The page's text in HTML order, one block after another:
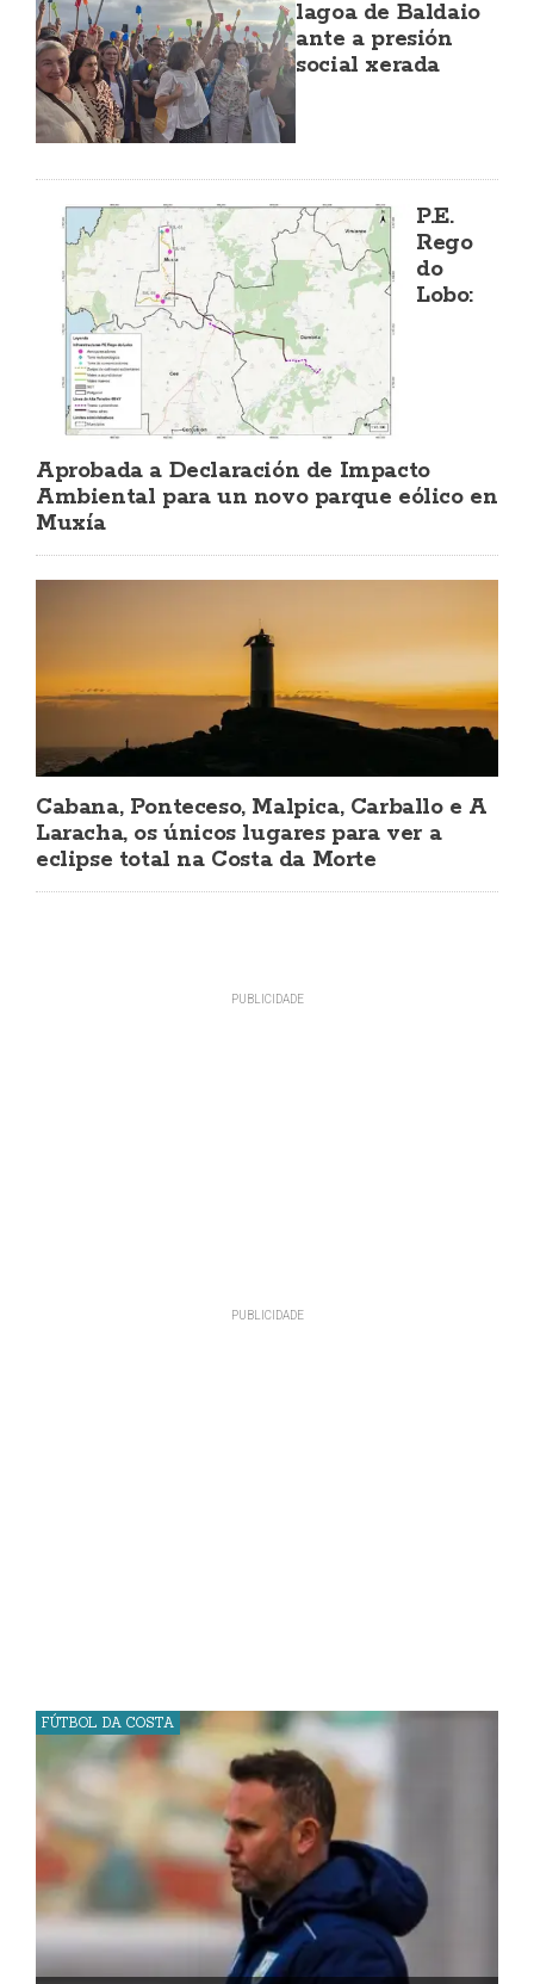
lagoa de Baldaio
ante a presión
social xerada
P.E.
Rego
do
Lobo:
Aprobada a Declaración de Impacto
Ambiental para un novo parque eólico en
Muxía
Cabana, Ponteceso, Malpica, Carballo e A
Laracha, os únicos lugares para ver a
eclipse total na Costa da Morte
FÚTBOL DA COSTA